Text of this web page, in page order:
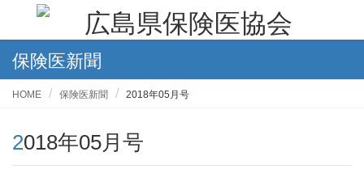
保険医新聞
HOME 保険医新聞 2018年05月号
2018年05月号